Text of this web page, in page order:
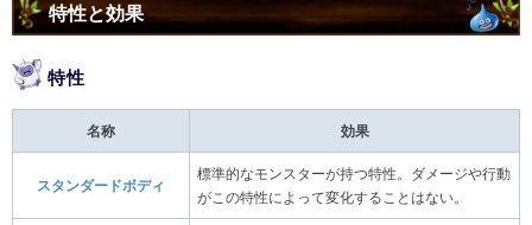
特性と効果
特性
名称 効果
スタンダードボディ
標準的なモンスターが持つ特性。ダメージや行動
がこの特性によって変化することはない。